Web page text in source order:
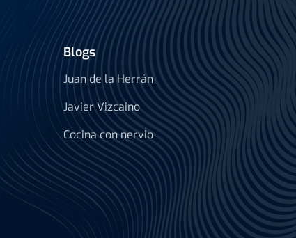
Blogs
Juan de la Herrán
Javier Vizcaino
Cocina con nervio